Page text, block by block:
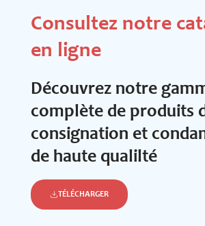
Consultez notre
en ligne
Découvrez notre
complète de produits
consignation et
de haute qualilté
TÉLÉCHARGER